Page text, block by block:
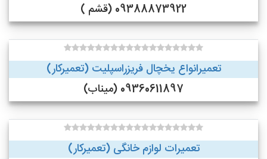
09388873922 (قشم )
تعمیرانواع یخچال فریزراسپلیت (تعمیرکار)
09360611897 (میناب)
تعمیرات لوازم خانگی (تعمیرکار)